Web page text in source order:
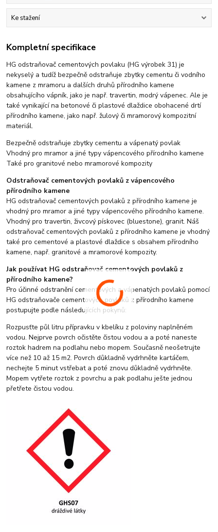
Ke stažení
Kompletní specifikace
HG odstraňovač cementových povlaku (HG výrobek 31) je
nekyselý a tudíž bezpečně odstraňuje zbytky cementu či vodního
kamene z mramoru a dalších druhů přírodního kamene
obsahujícího vápník, jako je např. travertin, modrý vápenec. Ale je
také vynikající na betonové či plastové dlaždice obohacené drtí
přírodního kamene, jako např. žulový či mramorový kompozitní
materiál.
Bezpečně odstraňuje zbytky cementu a vápenatý povlak
Vhodný pro mramor a jiné typy vápencového přírodního kamene
Také pro granitové nebo mramorové kompozity
Odstraňovač cementových povlaků z vápencového
přírodního kamene
HG odstraňovač cementových povlaků z přírodního kamene je
vhodný pro mramor a jiné typy vápencového přírodního kamene.
Vhodný pro travertin, živcový pískovec (bluestone), granit. Náš
odstraňovač cementových povlaků z přírodního kamene je vhodný
také pro cementové a plastové dlaždice s obsahem přírodního
kamene, např. granitové a mramorové kompozity.
Jak používat HG odstraňovač cementových povlaků z
přírodního kamene?
Pro účinné odstranění cementových a vápenatých povlaků pomocí
HG odstraňovače cementových povlaků z přírodního kamene
postupujte podle následujících pokynů:
Rozpusťte půl litru přípravku v kbelíku z poloviny naplněném
vodou. Nejprve povrch očistěte čistou vodou a a poté naneste
roztok hadrem na podlahu nebo mopem. Současně neošetrujte
více než 10 až 15 m2. Povrch důkladně vydrhněte kartáčem,
nechejte 5 minut vstřebat a poté znovu důkladně vydrhněte.
Mopem vytřete roztok z povrchu a pak podlahu ješte jednou
přetřete čistou vodou.